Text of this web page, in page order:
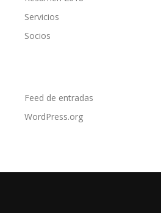
Servicios
Socios
Feed de entradas
WordPress.org